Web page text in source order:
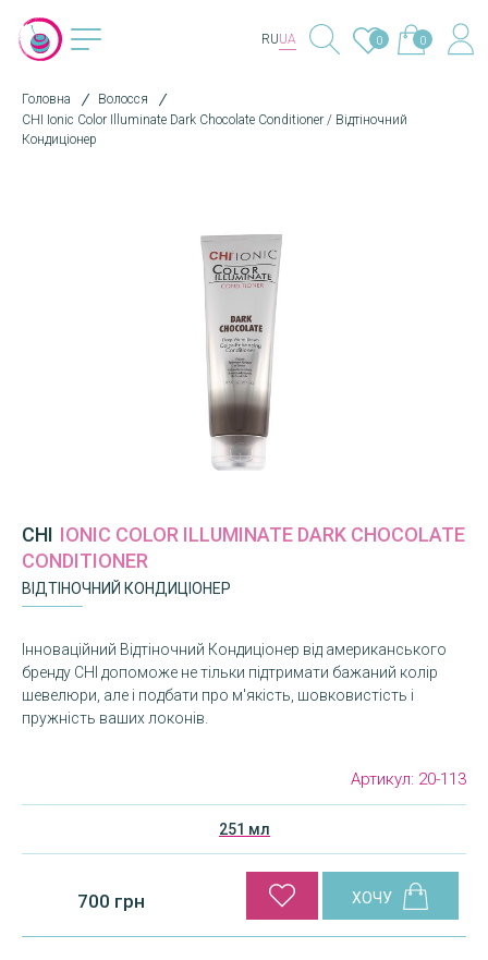
RUUA 0 0
Головна
Волосся
CHI Ionic Color Illuminate Dark Chocolate Conditioner / Відтіночний
Кондиціонер
CHI IONIC COLOR ILLUMINATE DARK CHOCOLATE
CONDITIONER
ВІДТІНОЧНИЙ КОНДИЦІОНЕР
Інноваційний Відтіночний Кондиціонер від американського
бренду CHI допоможе не тільки підтримати бажаний колір
шевелюри, але і подбати про м'якість, шовковистість і
пружність ваших локонів.
Артикул: 20-113
251 мл
700 грн